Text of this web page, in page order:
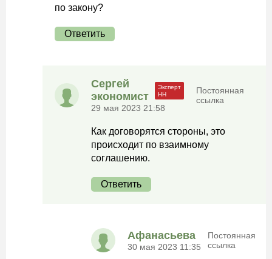
по закону?
Ответить
Сергей
экономист
29 мая 2023 21:58
Постоянная
ссылка
Как договорятся стороны, это
происходит по взаимному
соглашению.
Ответить
Афанасьева
30 мая 2023 11:35
Постоянная
ссылка